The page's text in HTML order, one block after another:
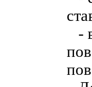
-